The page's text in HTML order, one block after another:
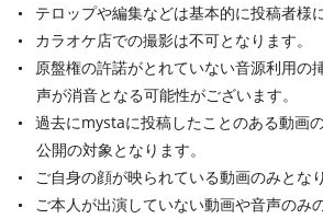
テロップや編集などは基本的に投稿者様
カラオケ店での撮影は不可となります。
原盤権の許諾がとれていない音源利用の
声が消音となる可能性がございます。
過去にmystaに投稿したことのある動画
公開の対象となります。
ご自身の顔が映られている動画のみとなり
ご本人が出演していない動画や音声のみ